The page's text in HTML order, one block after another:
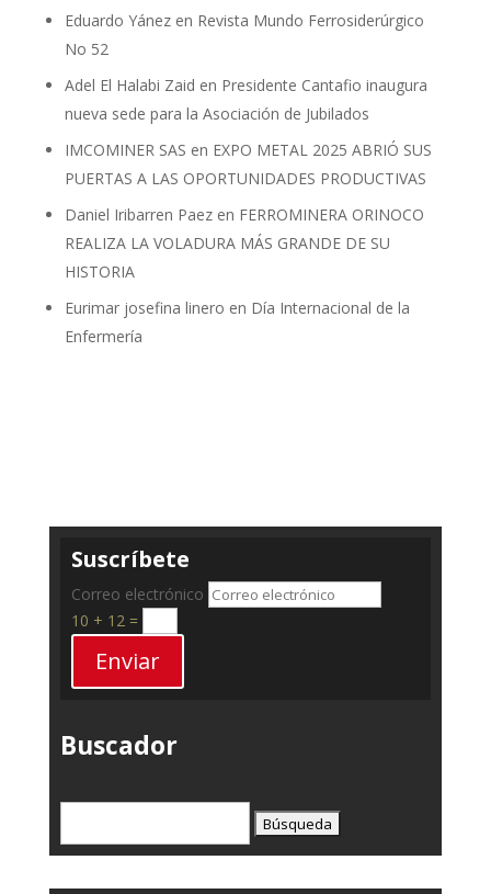
Eduardo Yánezen Revista Mundo Ferrosiderúrgico
No 52
Adel El Halabi Zaid en Presidente Cantafio inaugura
nueva sede para la Asociación de Jubilados
IMCOMINER SAS en EXPO METAL 2025 ABRIÓ SUS
PUERTAS A LAS OPORTUNIDADES PRODUCTIVAS
Daniel Iribarren Paezen FERROMINERA ORINOCO
REALIZA LA VOLADURA MÁS GRANDE DE SU
HISTORIA
Eurimar josefina linero en Día Internacional de la
Enfermería
Suscríbete
Correo electrónico
10 + 12=
Enviar
Buscador